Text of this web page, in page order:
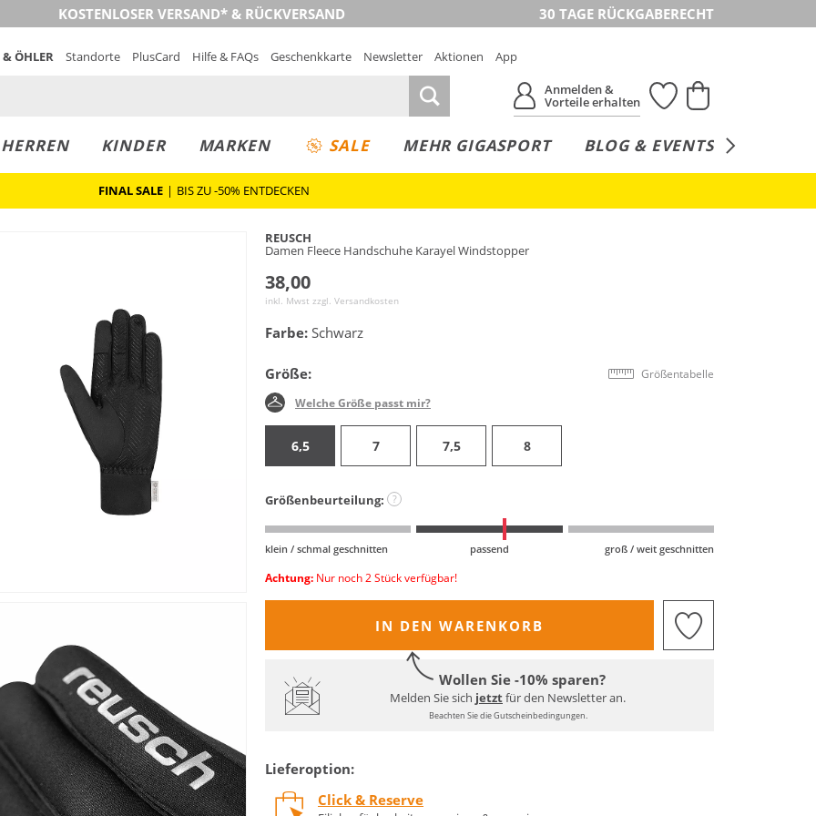
KOSTENLOSER VERSAND* & RÜCKVERSAND 30 TAGE RÜCKGABERECHT
ÖHLER Standorte PlusCard Hilfe & FAQs Geschenkkarte Newsletter Aktionen
App
Anmelden &
Vorteile erhalten
HERREN KINDER MARKEN SALE MEHR GIGASPORT BLOG & EVENTS
FINAL SALE | BIS ZU -50% ENTDECKEN
REUSCH
Damen Fleece Handschuhe Karayel Windstopper
38,00
inkl. Mwst zzgl. Versandkosten
Farbe: Schwarz
Größe: Größentabelle
Welche Größe passt mir?
6,5 7 7,5 8
Größenbeurteilung: ?
klein / schmal geschnitten passend groß / weit geschnitten
Achtung: Nur noch 2 Stück verfügbar!
IN DEN WARENKORB
Wollen Sie -10% sparen?
Melden Sie sich jetztfür den Newsletter an.
Beachten Sie die Gutscheinbedingungen.
Lieferoption:
Click & Reserve